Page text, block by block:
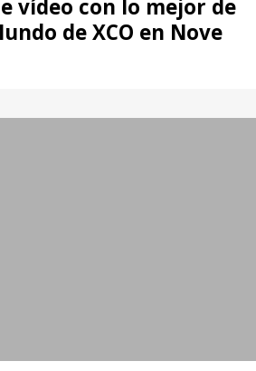
vídeo con lo mejor de
de XCO en Nove